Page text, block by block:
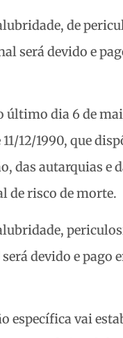
de
será devido e
último dia 6 de
12/1990, que
das autarquias e
de risco de morte.
devido e pago
específica vai